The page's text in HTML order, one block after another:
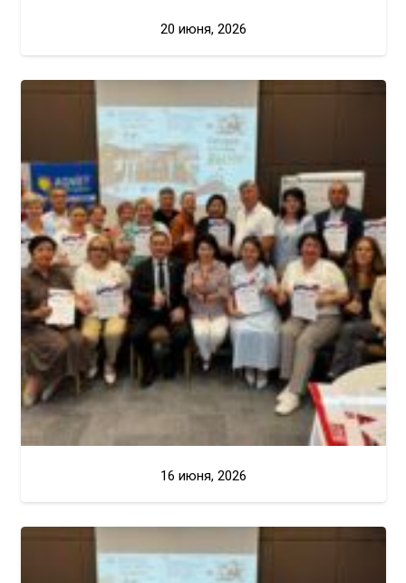
20 июня, 2026
16 июня, 2026